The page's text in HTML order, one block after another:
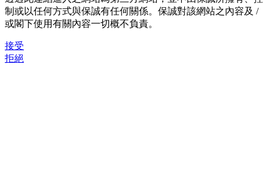
制或以任何方式與保誠有任何關係。保誠對該網站之內容及 /
或閣下使用有關內容一切概不負責。
接受
拒絕